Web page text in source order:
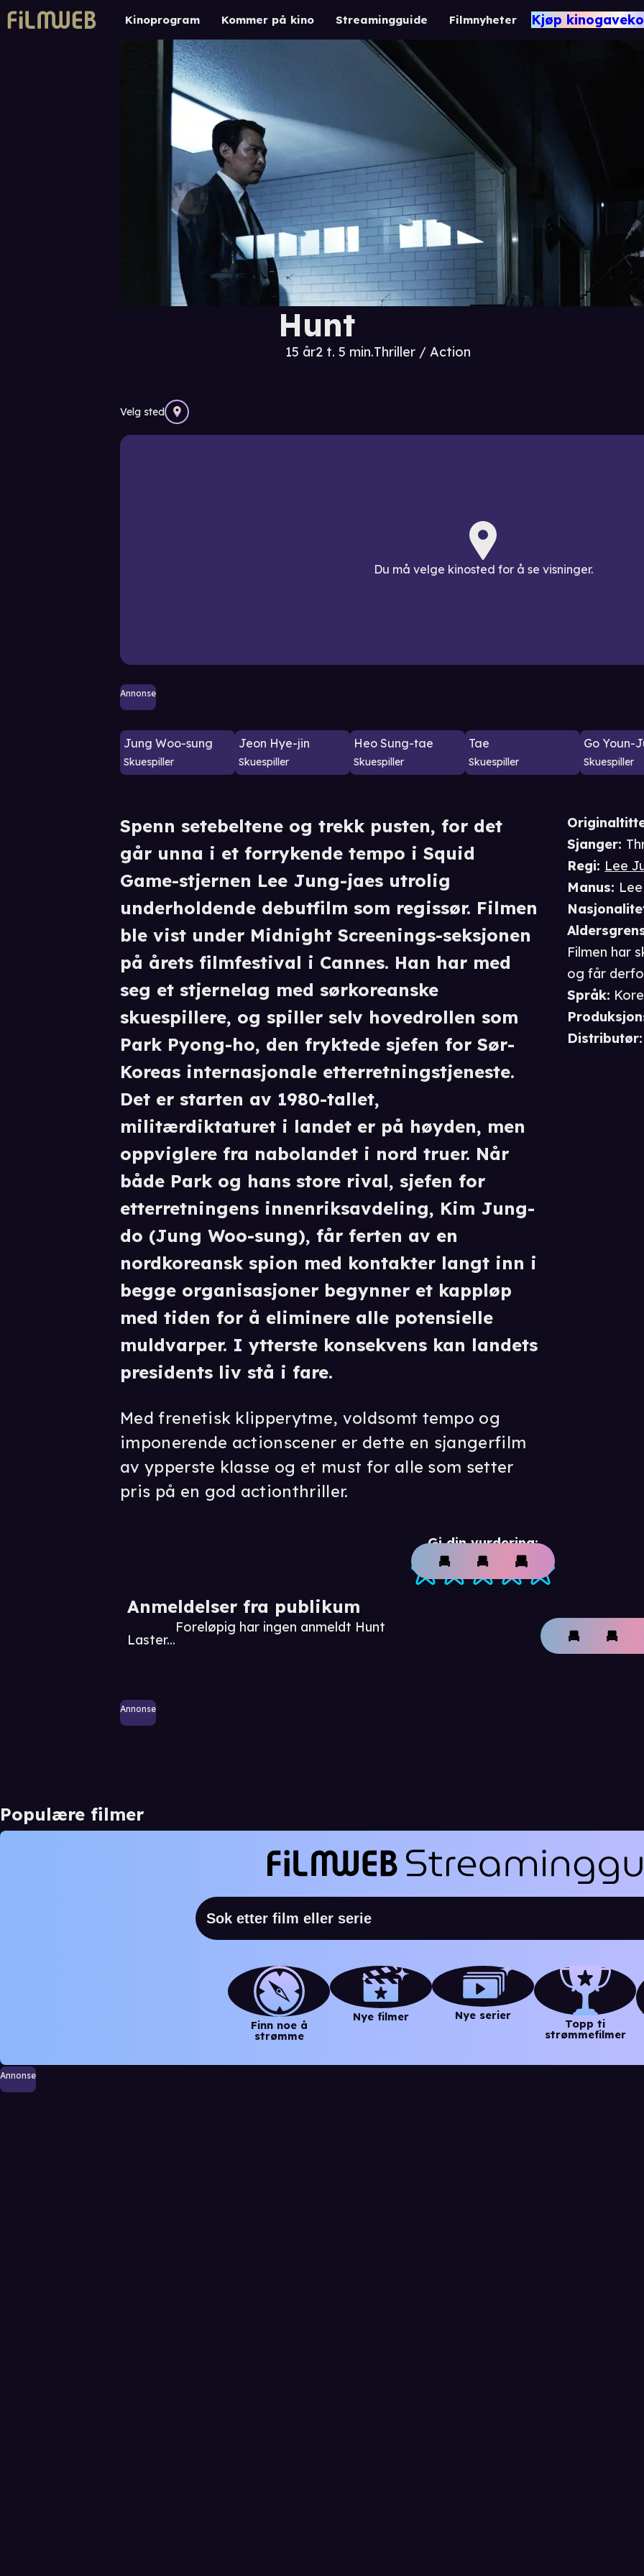
Kinoprogram Kommer på kino Streamingguide Filmnyheter Kjøp
Hunt
15 år2 t. 5 min.Thriller / Action
Velg sted
Du må velge kinosted for å se visninger.
Annonse
Jung Woo-sung
Skuespiller
Jeon Hye-jin
Skuespiller
Heo Sung-tae
Skuespiller
Tae
Skuespiller
Go Youn-
Skuespiller
Gi din vurdering:
Anmeldelser fra publikum
Laster...
Foreløpig har ingen anmeldt Hunt
Annonse
Sjanger:
Regi: Lee
Manus:
Filmen har
og får
Språk:
Distributør:
Spenn setebeltene og trekk pusten, for det
går unna i et forrykende tempo i Squid
Game-stjernen Lee Jung-jaes utrolig
underholdende debutfilm som regissør. Filmen
ble vist under Midnight Screenings-seksjonen
på årets filmfestival i Cannes. Han har med
seg et stjernelag med sørkoreanske
skuespillere, og spiller selv hovedrollen som
Park Pyong-ho, den fryktede sjefen for Sør-
Koreas internasjonale etterretningstjeneste.
Det er starten av 1980-tallet,
militærdiktaturet i landet er på høyden, men
oppviglere fra nabolandet i nord truer. Når
både Park og hans store rival, sjefen for
etterretningens innenriksavdeling, Kim Jung-
do (Jung Woo-sung), får ferten av en
nordkoreansk spion med kontakter langt inn i
begge organisasjoner begynner et kappløp
med tiden for å eliminere alle potensielle
muldvarper. I ytterste konsekvens kan landets
presidents liv stå i fare.
Med frenetisk klipperytme, voldsomt tempo og
imponerende actionscener er dette en sjangerfilm
av ypperste klasse og et must for alle som setter
pris på en god actionthriller.
Populære filmer
Finn noe å
strømme
Nye filmer Nye serier
Topp ti
strømmefilmer
Annonse